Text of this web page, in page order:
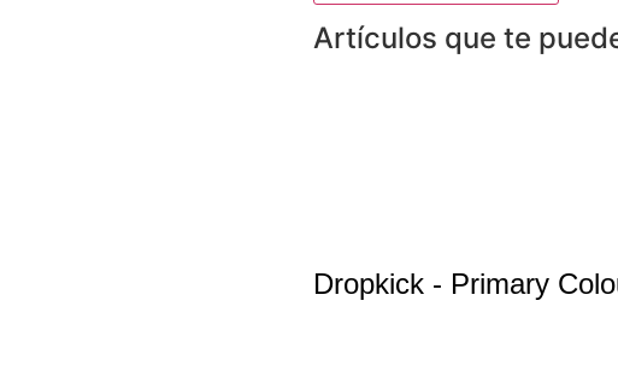
Artículos que te
Dropkick - Primary